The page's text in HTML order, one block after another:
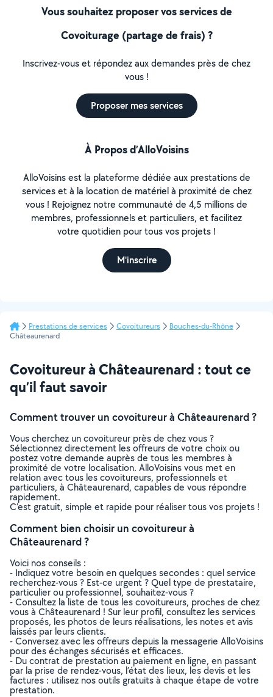
Vous souhaitez proposer vos services de
Covoiturage (partage de frais) ?
Inscrivez-vous et répondez aux demandes près de chez
vous !
Proposer mes services
À Propos d’AlloVoisins
AlloVoisins est la plateforme dédiée aux prestations de
services et à la location de matériel à proximité de chez
vous ! Rejoignez notre communauté de 4,5 millions de
membres, professionnels et particuliers, et facilitez
votre quotidien pour tous vos projets !
M'inscrire
Prestations de services Covoitureurs
Bouches-du-Rhône
Châteaurenard
Covoitureur à Châteaurenard : tout ce
qu’il faut savoir
Comment trouver un covoitureur à Châteaurenard ?
Vous cherchez un covoitureur près de chez vous ?
Sélectionnez directement les offreurs de votre choix ou
postez votre demande auprès de tous les membres à
proximité de votre localisation. AlloVoisins vous met en
relation avec tous les covoitureurs, professionnels et
particuliers, à Châteaurenard, capables de vous répondre
rapidement.
C’est gratuit, simple et rapide pour réaliser tous vos projets !
Comment bien choisir un covoitureur à
Châteaurenard ?
Voici nos conseils :
- Indiquez votre besoin en quelques secondes : quel service
recherchez-vous ? Est-ce urgent ? Quel type de prestataire,
particulier ou professionnel, souhaitez-vous ?
- Consultez la liste de tous les covoitureurs, proches de chez
vous à Châteaurenard ! Sur leur profil, consultez les services
proposés, les photos de leurs réalisations, les notes et avis
laissés par leurs clients.
- Conversez avec les offreurs depuis la messagerie AlloVoisins
pour des échanges sécurisés et efficaces.
- Du contrat de prestation au paiement en ligne, en passant
par la prise de rendez-vous, l’état des lieux, les devis et les
factures : utilisez nos outils gratuits à chaque étape de votre
prestation.